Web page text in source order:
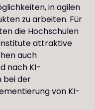
in agilen
zu arbeiten. Für
die Hochschulen
attraktive
auch
nach KI-
bei der
von KI-